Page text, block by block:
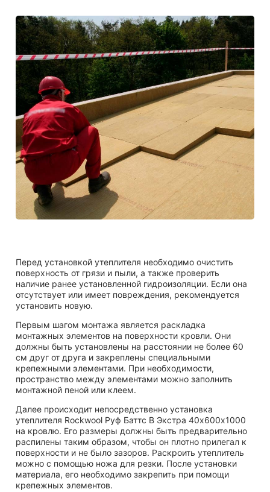
Перед установкой утеплителя необходимо очистить
поверхность от грязи и пыли, а также проверить
наличие ранее установленной гидроизоляции. Если она
отсутствует или имеет повреждения, рекомендуется
установить новую.
Первым шагом монтажа является раскладка
монтажных элементов на поверхности кровли. Они
должны быть установлены на расстоянии не более 60
см друг от друга и закреплены специальными
крепежными элементами. При необходимости,
пространство между элементами можно заполнить
монтажной пеной или клеем.
Далее происходит непосредственно установка
утеплителя Rockwool Руф Баттс В Экстра 40х600х1000
на кровлю. Его размеры должны быть предварительно
распилены таким образом, чтобы он плотно прилегал к
поверхности и не было зазоров. Раскроить утеплитель
можно с помощью ножа для резки. После установки
материала, его необходимо закрепить при помощи
крепежных элементов.